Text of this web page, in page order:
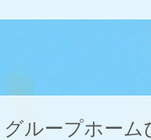
グループホーム